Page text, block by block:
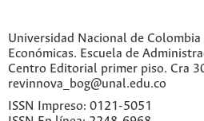
Universidad Nacional de
Económicas. Escuela de
Centro Editorial primer piso. Cra
revinnova_bog@unal.edu.co
ISSN Impreso: 0121-5051